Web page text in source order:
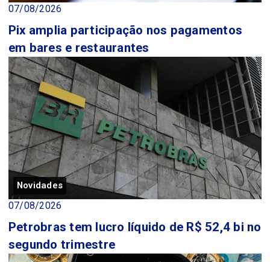
07/08/2026
Pix amplia participação nos pagamentos
em bares e restaurantes
Novidades
07/08/2026
Petrobras tem lucro líquido de R$ 52,4 bi no
segundo trimestre